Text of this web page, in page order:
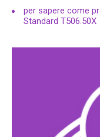
per sapere come
Standard T506.50X